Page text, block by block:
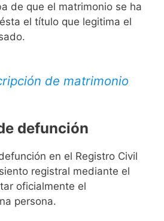
de que el matrimonio se ha
el título que legitima el
de matrimonio
defunción
en el Registro Civil
registral mediante el
oficialmente el
persona.